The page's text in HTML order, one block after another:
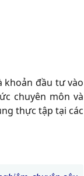
khoản đầu tư vào
chuyên môn và
thực tập tại các